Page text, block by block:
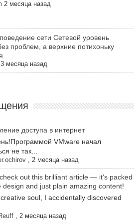
2 месяца назад
сети Сетевой уровень
проблем, а верхние потихоньку
3 месяца назад
доступа в интернет
VMware начал
не так...
2 месяца назад
out this brilliant article — it's packed
design and just plain amazing content!
soul, I accidentally discovered
2 месяца назад